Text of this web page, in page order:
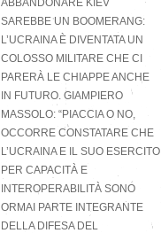
ABBANDONARE KIEV
SAREBBE UN BOOMERANG:
L’UCRAINA È DIVENTATA UN
COLOSSO MILITARE CHE CI
PARERÀ LE CHIAPPE ANCHE
IN FUTURO. GIAMPIERO
MASSOLO: “PIACCIA O NO,
OCCORRE CONSTATARE CHE
L’UCRAINA E IL SUO ESERCITO
PER CAPACITÀ E
INTEROPERABILITÀ SONO
ORMAI PARTE INTEGRANTE
DELLA DIFESA DEL